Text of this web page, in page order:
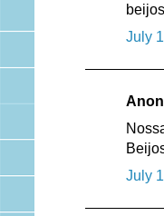
beijos
July
July